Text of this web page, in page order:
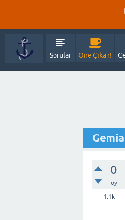
Sorular Öne Çıkan!
0
oy
1.1k